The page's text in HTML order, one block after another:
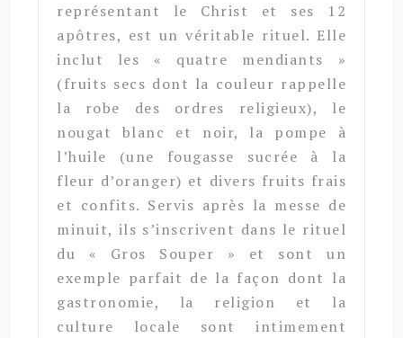
représentant le Christ et ses 12
apôtres, est un véritable rituel. Elle
inclut les « quatre mendiants »
(fruits secs dont la couleur rappelle
la robe des ordres religieux), le
nougat blanc et noir, la pompe à
l’huile (une fougasse sucrée à la
fleur d’oranger) et divers fruits frais
et confits. Servis après la messe de
minuit, ils s’inscrivent dans le rituel
du « Gros Souper » et sont un
exemple parfait de la façon dont la
gastronomie, la religion et la
culture locale sont intimement